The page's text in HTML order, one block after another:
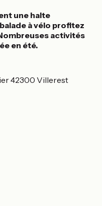
une halte
à vélo profitez
activités
en été.
42300 Villerest